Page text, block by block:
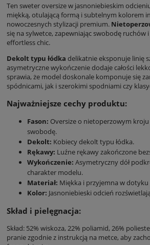
Ten sweter oversizew jasnoniebieskim
miękką, otulającą formą i subtelnym kolorem
nowoczesnych stylizacji premium.
się na sylwetce, zapewniając swobodę ruchów
effortless chic.
Dekolt typu łódka delikatnie eksponuje linię
asymetryczne wykończenie dodaje całości
sprawia, że model doskonale komponuje się
spódnicami, jak i szerokimi spodniami czy
Najważniejsze cechy produktu:
Fason: Oversize o nietoperzowym
swobodę.
Dekolt: Kobiecy dekolt typu łódka.
Rękawy: Luźne rękawy zakończone
Wykończenie: Asymetryczny dół
charakter modelu.
Materiał: Miękka i przyjemna w dotyku
Kolor: Jasnoniebieski odcień
Skład i pielęgnacja:
Skład: 52% wiskoza, 22% poliamid, 26%
pranie zgodnie z instrukcją na metce, aby